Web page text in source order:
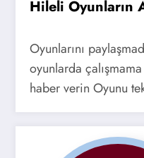
Hileli Oyunların
Oyunlarını
oyunlarda
haber verin Oyunu